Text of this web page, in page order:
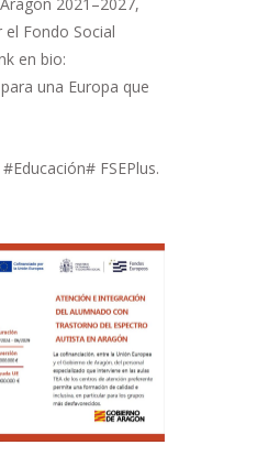
Fondo Social
en bio:
una Europa que
FSEPlus.